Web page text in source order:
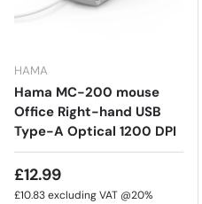
HAMA
Hama MC-200 mouse
Office Right-hand USB
Type-A Optical 1200 DPI
£12.99
£10.83excluding VAT @20%